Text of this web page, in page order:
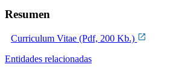
Resumen
Curriculum Vitae (Pdf, 200 Kb.)
Entidades relacionadas